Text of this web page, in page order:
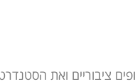
גופים ציבוריים ואת